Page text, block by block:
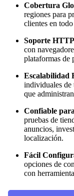
Cobertura
regiones para
clientes en
Soporte
con
plataformas de
Escalabilidad
individuales de
que
Confiable
pruebas de
anuncios,
localización.
Fácil
opciones de
con